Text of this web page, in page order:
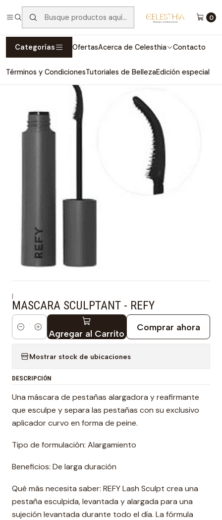
0
Categorías OfertasAcerca de Celesthia Contacto
Términos y CondicionesTutoriales de BellezaEdición especial
Leer más
|
MASCARA SCULPTANT - REFY
Cantidad Agregar al Carrito
Comprar ahora
Mostrar stock de ubicaciones
DESCRIPCIÓN
Una máscara de pestañas alargadora y reafirmante
que esculpe y separa las pestañas con su exclusivo
aplicador curvo en forma de peine.
Tipo de formulación: Alargamiento
Beneficios: De larga duración
Qué más necesita saber: REFY Lash Sculpt crea una
pestaña esculpida, levantada y alargada para una
sujeción levantada durante todo el día. La fórmula